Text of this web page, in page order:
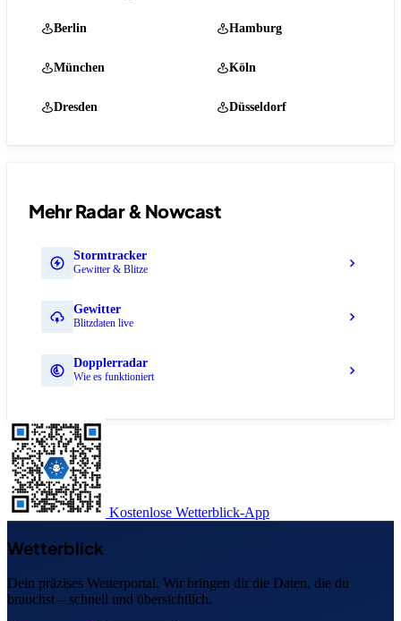
Berlin Hamburg
München Köln
Dresden Düsseldorf
Mehr Radar & Nowcast
Stormtracker
Gewitter & Blitze
Gewitter
Blitzdaten live
Dopplerradar
Wie es funktioniert
Kostenlose Wetterblick-App
Wetterblick
Dein präzises Wetterportal. Wir bringen dir die Daten, die du
brauchst – schnell und übersichtlich.